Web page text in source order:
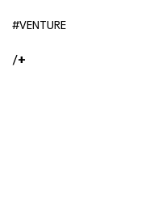
#VENTURE
/+